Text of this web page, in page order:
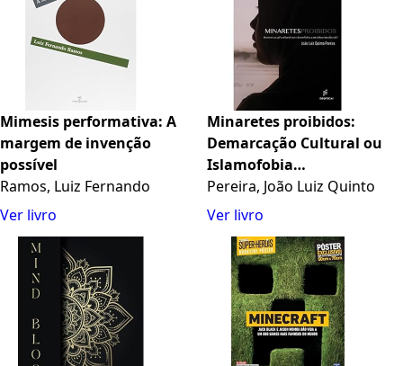
Mimesis performativa: A
margem de invenção
possível
Ramos, Luiz Fernando
Ver livro
Minaretes proibidos:
Demarcação Cultural ou
Islamofobia
Constitucionalizada?
Pereira, João Luiz Quinto
Ver livro